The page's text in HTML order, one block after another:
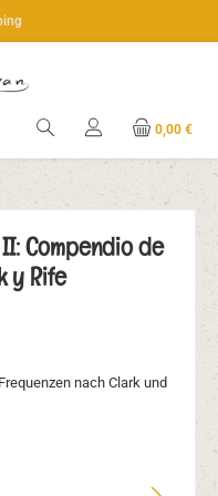
0,00 €
Compendio de
y Rife